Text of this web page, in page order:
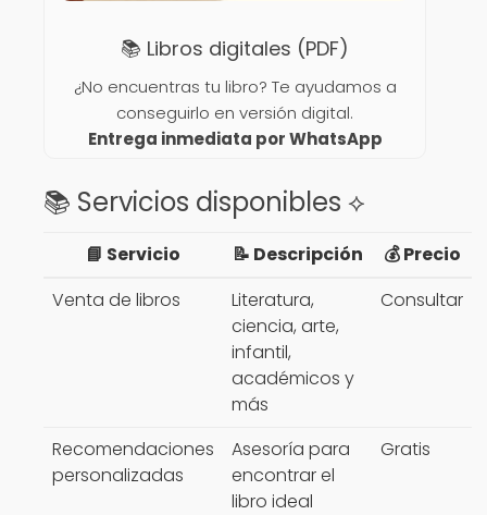
📚 Libros digitales (PDF)
¿No encuentras tu libro? Te ayudamos a
conseguirlo en versión digital.
Entrega inmediata por WhatsApp
📚 Servicios disponibles ⟡
📘 Servicio 📝 Descripción
💰 Precio
Venta de libros
Literatura,
ciencia, arte,
infantil,
académicos y
más
Consultar
Recomendaciones
personalizadas
Asesoría para
encontrar el
libro ideal
Gratis